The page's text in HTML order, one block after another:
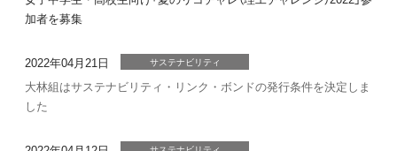
加者を募集
2022年04月21日 サステナビリティ
大林組はサステナビリティ・リンク・ボンドの発行条件を決定しま
した